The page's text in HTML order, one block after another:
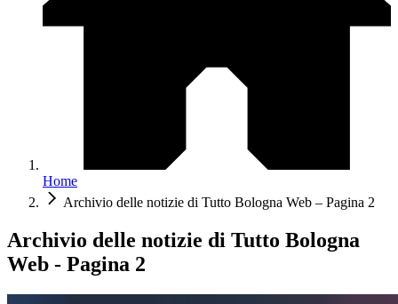
Home
Archivio delle notizie di Tutto Bologna Web – Pagina 2
Archivio delle notizie di Tutto Bologna
Web - Pagina 2